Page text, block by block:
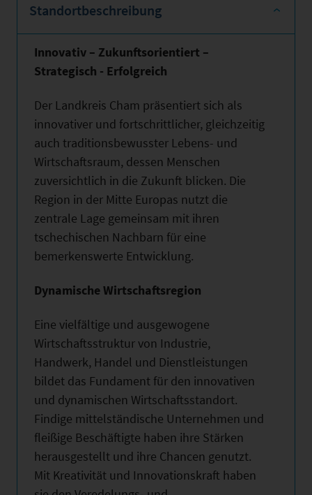
Standortbeschreibung
Innovativ – Zukunftsorientiert –
Strategisch - Erfolgreich
Der Landkreis Cham präsentiert sich als
innovativer und fortschrittlicher, gleichzeitig
auch traditionsbewusster Lebens- und
Wirtschaftsraum, dessen Menschen
zuversichtlich in die Zukunft blicken. Die
Region in der Mitte Europas nutzt die
zentrale Lage gemeinsam mit ihren
tschechischen Nachbarn für eine
bemerkenswerte Entwicklung.
Dynamische Wirtschaftsregion
Eine vielfältige und ausgewogene
Wirtschaftsstruktur von Industrie,
Handwerk, Handel und Dienstleistungen
bildet das Fundament für den innovativen
und dynamischen Wirtschaftsstandort.
Findige mittelständische Unternehmen und
fleißige Beschäftigte haben ihre Stärken
herausgestellt und ihre Chancen genutzt.
Mit Kreativität und Innovationskraft haben